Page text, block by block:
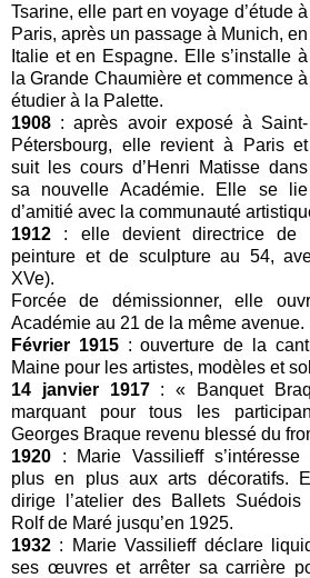
Tsarine, elle part en voyage d’étude à
Paris, après un passage à Munich, en
Italie et en Espagne. Elle s’installe à
la Grande Chaumière et commence à
étudier à la Palette.
1908 : après avoir exposé à Saint-
Pétersbourg, elle revient à Paris et
suit les cours d’Henri Matisse dans
sa nouvelle Académie. Elle se lie
d’amitié avec la communauté
1912 : elle devient directrice de
peinture et de sculpture au 54,
XVe).
Forcée de démissionner, elle
Académie au 21 de la même avenue.
Février 1915: ouverture de la
Maine pour les artistes, modèles et
14 janvier 1917: « Banquet
marquant pour tous les
Georges Braque revenu blessé du
1920 : Marie Vassilieff s’intéresse
plus en plus aux arts décoratifs.
dirige l’atelier des Ballets Suédois
Rolf de Maré jusqu’en 1925.
1932 : Marie Vassilieff déclare
ses œuvres et arrêter sa carrière